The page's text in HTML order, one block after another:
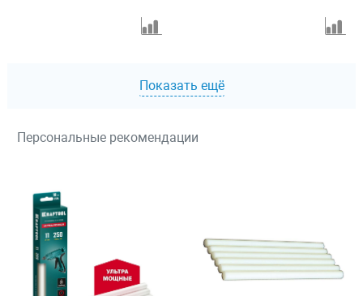
Показать ещё
Персональные рекомендации